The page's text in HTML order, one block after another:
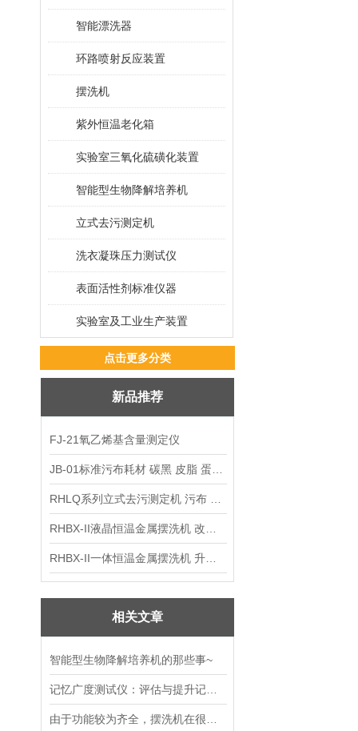
智能漂洗器
环路喷射反应装置
摆洗机
紫外恒温老化箱
实验室三氧化硫磺化装置
智能型生物降解培养机
立式去污测定机
洗衣凝珠压力测试仪
表面活性剂标准仪器
实验室及工业生产装置
点击更多分类
新品推荐
FJ-21氧乙烯基含量测定仪
相关文章
智能型生物降解培养机的那些事~